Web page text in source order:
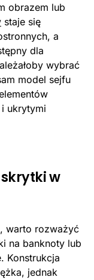
obrazem lub
staje się
a
dla
wybrać
model sejfu
ukrytymi
w
warto rozważyć
na banknoty lub
Konstrukcja
jednak